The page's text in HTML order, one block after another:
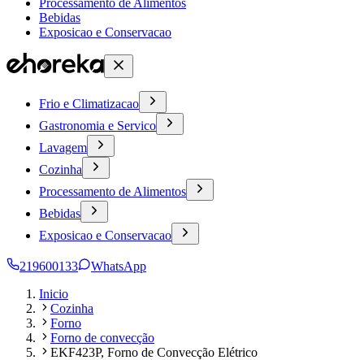
Processamento de Alimentos
Bebidas
Exposicao e Conservacao
Frio e Climatizacao
Gastronomia e Servico
Lavagem
Cozinha
Processamento de Alimentos
Bebidas
Exposicao e Conservacao
219600133
WhatsApp
Inicio
Cozinha
Forno
Forno de convecção
EKF423P, Forno de Convecção Elétrico